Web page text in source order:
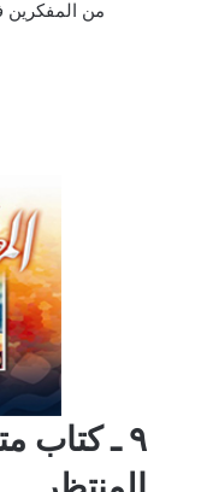
من المفكرين
٩ ـ كتاب